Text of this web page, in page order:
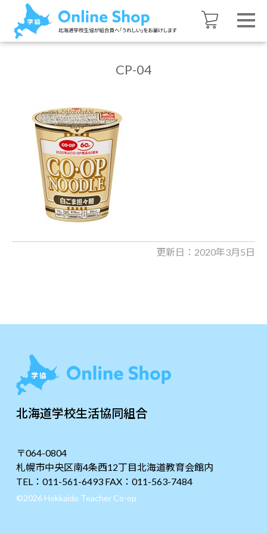
CP-04
更新日：2020年3月5日
北海道学校生活協同組合
〒064-0804
札幌市中央区南4条西12丁目北海道教育会館内
TEL：011-561-6493 FAX：011-563-7484
©2026 Hokkaido Teacher Co-op